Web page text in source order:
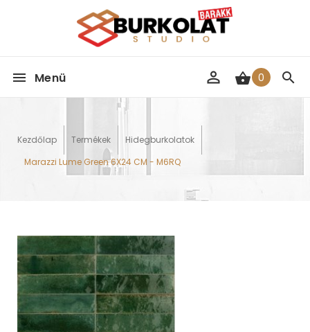
Menü 0
Kezdőlap Termékek
Hidegburkolatok
Marazzi Lume Green 6X24 CM - M6RQ